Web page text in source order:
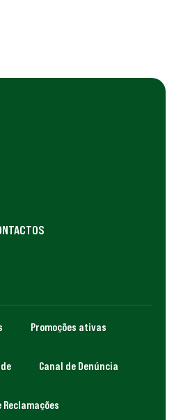
Promoções ativas
Canal de Denúncia
Reclamações